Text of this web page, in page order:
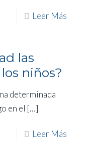
Leer Más
las
niños?
determinada
en el […]
Leer Más